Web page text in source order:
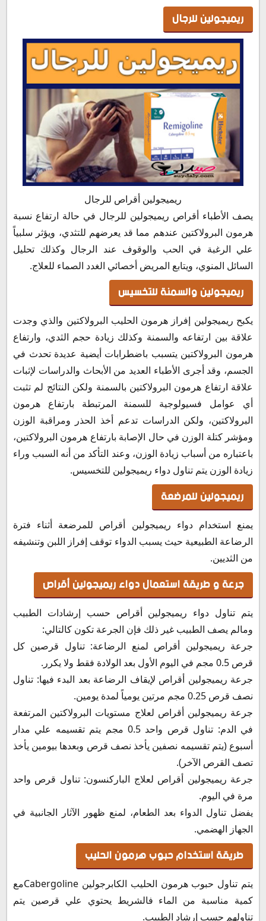
ريميجولين للرجال
ريميجولين أقراص للرجال
يصف الأطباء أقراص ريميجولين للرجال في حالة ارتفاع نسبة
هرمون البرولاكتين عندهم مما قد يعرضهم للتثدي، ويؤثر سلبياً
علي الرغبة في الحب والوقوف عند الرجال وكذلك تحليل
السائل المنوي، ويتابع المريض أخصائي الغدد الصماء للعلاج.
ريميجولين والسمنة للتخسيس
يكبح ريميجولين إفراز هرمون الحليب البرولاكتين والذي وجدت
علاقة بين ارتفاعه والسمنة وكذلك زيادة حجم الثدي، وارتفاع
هرمون البرولاكتين يتسبب باضطرابات أيضية عديدة تحدث في
الجسم، وقد أجرى الأطباء العديد من الأبحاث والدراسات لإثبات
علاقة ارتفاع هرمون البرولاكتين بالسمنة ولكن النتائج لم تثبت
أي عوامل فسيولوجية للسمنة المرتبطة بارتفاع هرمون
البرولاكتين، ولكن الدراسات تدعم أخذ الحذر ومراقبة الوزن
ومؤشر كتلة الوزن في حال الإصابة بارتفاع هرمون البرولاكتين،
باعتباره من أسباب زيادة الوزن، وعند التأكد من أنه السبب وراء
زيادة الوزن يتم تناول دواء ريميجولين للتخسيس.
ريميجولين للمرضعة
يمنع استخدام دواء ريميجولين أقراص للمرضعة أثناء فترة
الرضاعة الطبيعية حيث يسبب الدواء توقف إفراز اللبن وتنشيفه
من الثديين.
جرعة و طريقة استعمال دواء ريميجولين أقراص
يتم تناول دواء ريميجولين أقراص حسب إرشادات الطبيب
ومالم يصف الطبيب غير ذلك فإن الجرعة تكون كالتالي:
جرعة ريميجولين أقراص لمنع الرضاعة: تناول قرصين كل
قرص 0.5 مجم في اليوم الأول بعد الولادة فقط ولا يكرر.
جرعة ريميجولين أقراص لإيقاف الرضاعة بعد البدء فيها: تناول
نصف قرص 0.25 مجم مرتين يومياً لمدة يومين.
جرعة ريميجولين أقراص لعلاج مستويات البرولاكتين المرتفعة
في الدم: تناول قرص واحد 0.5 مجم يتم تقسيمه علي مدار
أسبوع (يتم تقسيمه نصفين يأخذ نصف قرص وبعدها بيومين يأخذ
تصف القرص الآخر).
جرعة ريميجولين أقراص لعلاج الباركنسون: تناول قرص واحد
مرة في اليوم.
يفضل تناول الدواء بعد الطعام، لمنع ظهور الآثار الجانبية في
الجهاز الهضمي.
طريقة استخدام حبوب هرمون الحليب
يتم تناول حبوب هرمون الحليب الكابرجولين Cabergolineمع
كمية مناسبة من الماء فالشريط يحتوي علي قرصين يتم
تناولهم حسب إرشاد الطبيب.